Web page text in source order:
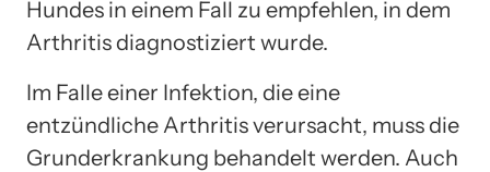
Hundes in einem Fall zu empfehlen, in dem
Arthritis diagnostiziert wurde.
Im Falle einer Infektion, die eine
entzündliche Arthritis verursacht, muss die
Grunderkrankung behandelt werden. Auch